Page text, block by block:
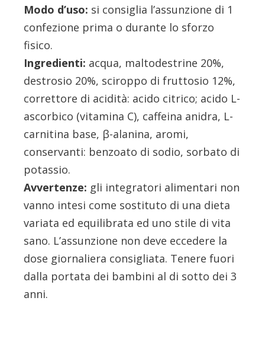
Modo d’uso: si consiglia l’assunzione di 1
confezione prima o durante lo sforzo
fisico.
Ingredienti: acqua, maltodestrine 20%,
destrosio 20%, sciroppo di fruttosio 12%,
correttore di acidità: acido citrico; acido L-
ascorbico (vitamina C), caffeina anidra, L-
carnitina base, β-alanina, aromi,
conservanti: benzoato di sodio, sorbato di
potassio.
Avvertenze: gli integratori alimentari non
vanno intesi come sostituto di una dieta
variata ed equilibrata ed uno stile di vita
sano. L’assunzione non deve eccedere la
dose giornaliera consigliata. Tenere fuori
dalla portata dei bambini al di sotto dei 3
anni.